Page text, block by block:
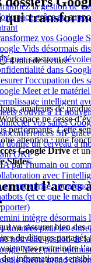
la gestion de
grâce au
vos Google
Vids désormais
sans tout
dans
l'occupation des
Meet et le
intelligent
s'ouvre à 11
vos salles
SIP
donné un cerveau à
OKF
par l'humain ou
avec
en entreprise :
(et ce que le
intègre désormais
données pour les
nouvelle gestion de
Meet pour
sheets prend
qui
4 min de lecture
amateurs de
ne cesse
performants. Cette
attention : une
Google Driveet
Slides.
l’accès
va rassurer bien des
de disques
pas restreindre
informations